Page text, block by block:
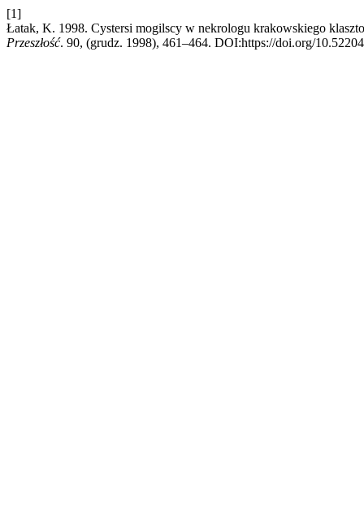
[1]
Łatak, K. 1998. Cystersi mogilscy w nekrologu krakowskiego
Przeszłość. 90, (grudz. 1998), 461–464. DOI:https://doi.org/